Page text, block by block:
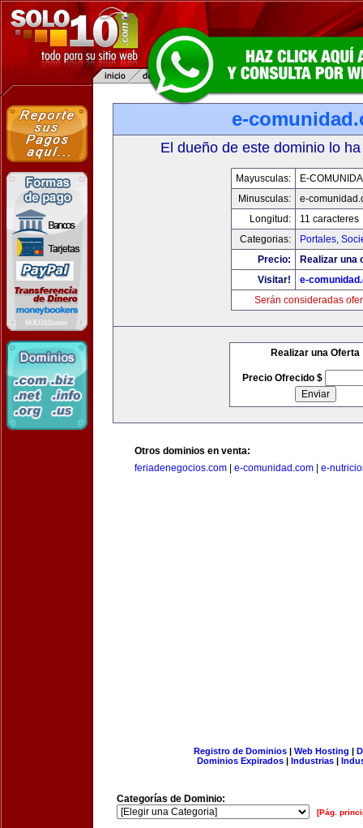
e-
El dueño de este dominio lo
Mayusculas:
E-
Minusculas:
e-
Longitud:
11 caracteres
Categorias:
Portales,
Precio:
Realizar una
Visitar!
e-
Serán consideradas
Realizar una Oferta
Precio Ofrecido $
Otros dominios en venta:
feriadenegocios.com
e-comunidad.com e-
Registro de Dominios| Web Hosting |
Dominios Expirados | Industrias |
Categorías de Dominio:
[Pág.